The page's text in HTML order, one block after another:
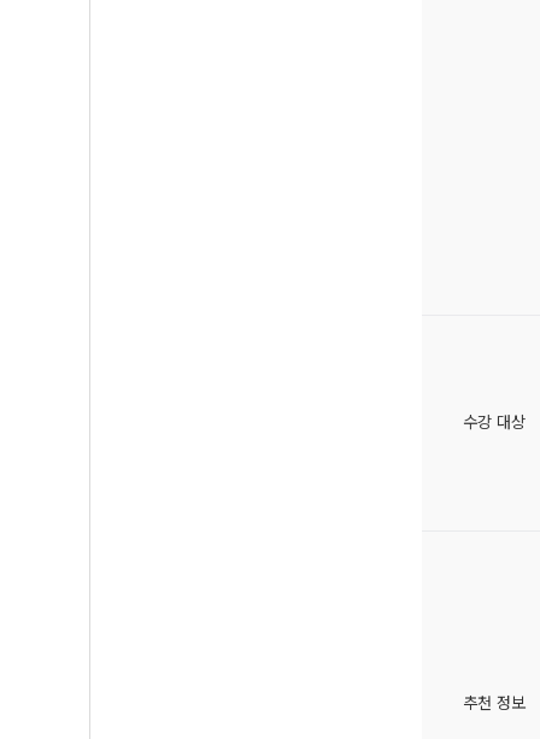
수강 대상
추천 정보